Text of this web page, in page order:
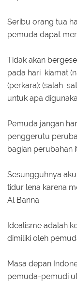
Seribu orang tua
pemuda dapat
Tidak akan
pada hari kiamat
(perkara): (salah
untuk apa
Pemuda jangan
penggerutu
bagian perubahan
Sesungguhnya
tidur lena karena
Al Banna
Idealisme adalah
dimiliki oleh
Masa depan
pemuda-pemudi